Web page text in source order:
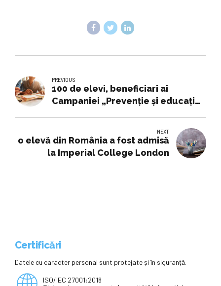
PREVIOUS
100 de elevi, beneficiari ai
Campaniei „Prevenție și educație
NEXT
o elevă din România a fost admisă
la Imperial College London
Certificări
Datele cu caracter personal sunt protejate și în siguranță.
ISO/IEC 27001:2018